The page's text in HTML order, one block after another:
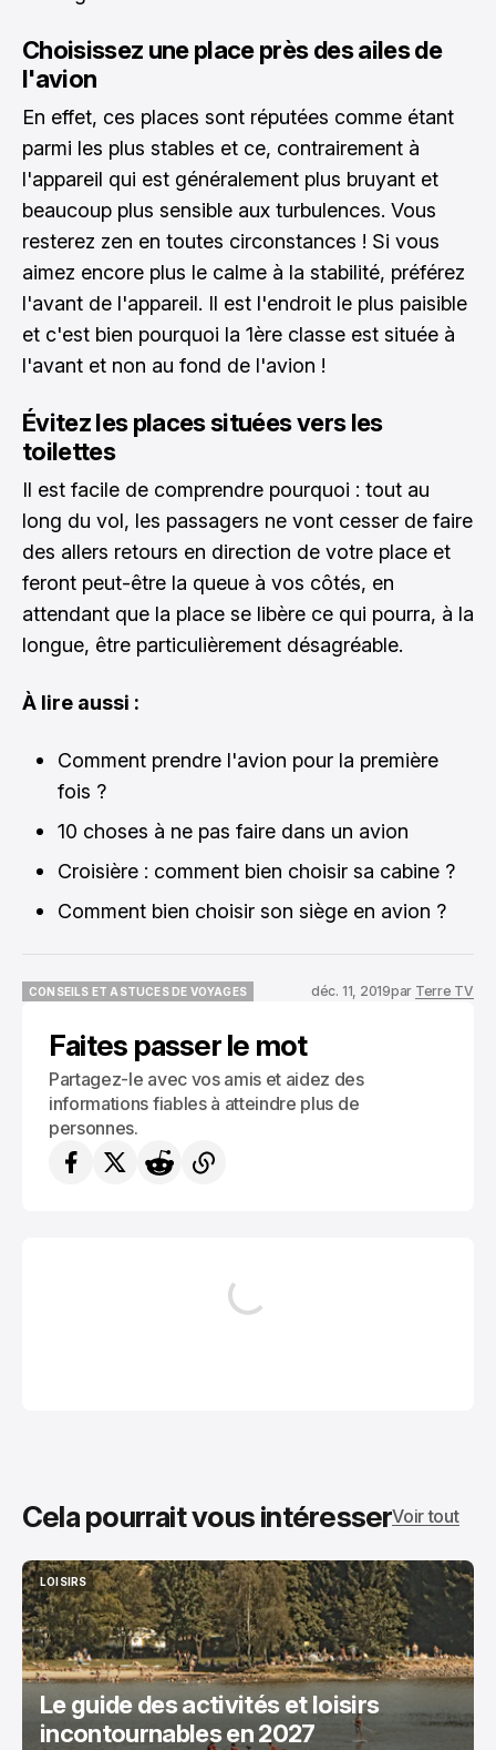
Choisissez une place près des ailes de
l'avion
En effet, ces places sont réputées comme étant
parmi les plus stables et ce, contrairement à
l'appareil qui est généralement plus bruyant et
beaucoup plus sensible aux turbulences. Vous
resterez zen en toutes circonstances ! Si vous
aimez encore plus le calme à la stabilité, préférez
l'avant de l'appareil. Il est l'endroit le plus paisible
et c'est bien pourquoi la 1ère classe est située à
l'avant et non au fond de l'avion !
Évitez les places situées vers les
toilettes
Il est facile de comprendre pourquoi : tout au
long du vol, les passagers ne vont cesser de faire
des allers retours en direction de votre place et
feront peut-être la queue à vos côtés, en
attendant que la place se libère ce qui pourra, à la
longue, être particulièrement désagréable.
À lire aussi :
Comment prendre l'avion pour la première
fois ?
10 choses à ne pas faire dans un avion
Croisière : comment bien choisir sa cabine ?
Comment bien choisir son siège en avion ?
CONSEILS ET ASTUCES DE VOYAGES
déc. 11, 2019par Terre TV
Faites passer le mot
Partagez-le avec vos amis et aidez des
informations fiables à atteindre plus de
personnes.
Cela pourrait vous intéresserVoir tout
LOISIRS
LOISIRS
Le guide des activités et loisirs
incontournables en 2027